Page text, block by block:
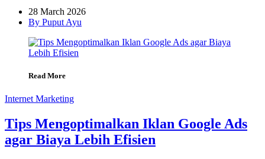
28 March 2026
By Puput Ayu
Read More
Internet Marketing
Tips Mengoptimalkan Iklan Google Ads
agar Biaya Lebih Efisien